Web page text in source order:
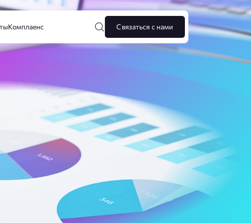
Комплаенс Связаться с нами